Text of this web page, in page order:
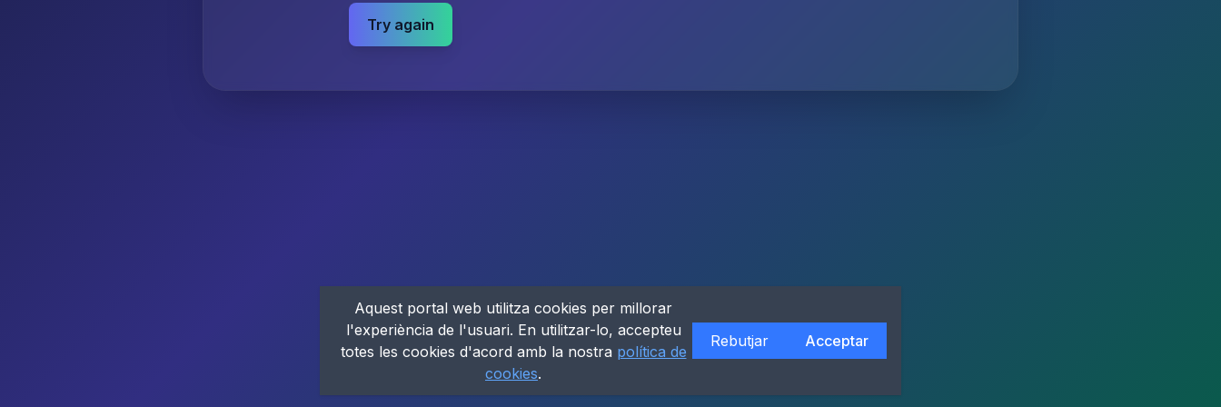
Try again
Aquest portal web utilitza cookies per millorar
l'experiència de l'usuari. En utilitzar-lo, accepteu
totes les cookies d'acord amb la nostra política de
cookies.
Rebutjar Acceptar